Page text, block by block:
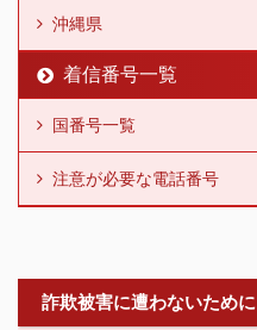
沖縄県
着信番号一覧
国番号一覧
注意が必要な電話番号
詐欺被害に遭わないために